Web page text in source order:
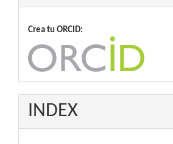
Crea tu ORCID:
INDEX